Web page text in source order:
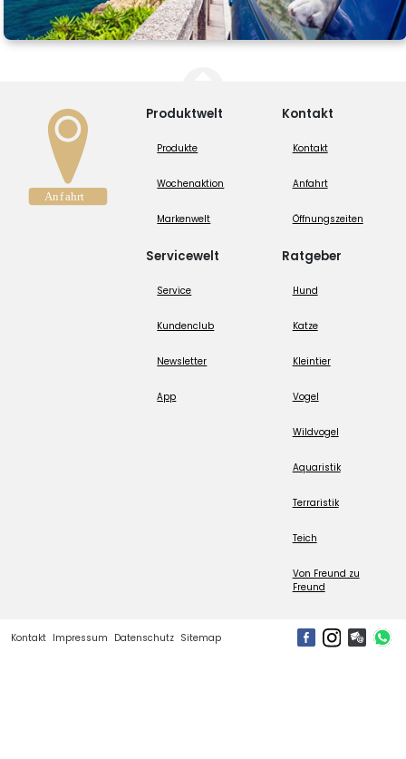
Produktwelt
Produkte
Wochenaktion
Markenwelt
Servicewelt
Service
Kundenclub
Newsletter
App
Kontakt
Kontakt
Anfahrt
Öffnungszeiten
Ratgeber
Hund
Katze
Kleintier
Vogel
Wildvogel
Aquaristik
Terraristik
Teich
Von Freund zu
Freund
Kontakt Impressum Datenschutz Sitemap